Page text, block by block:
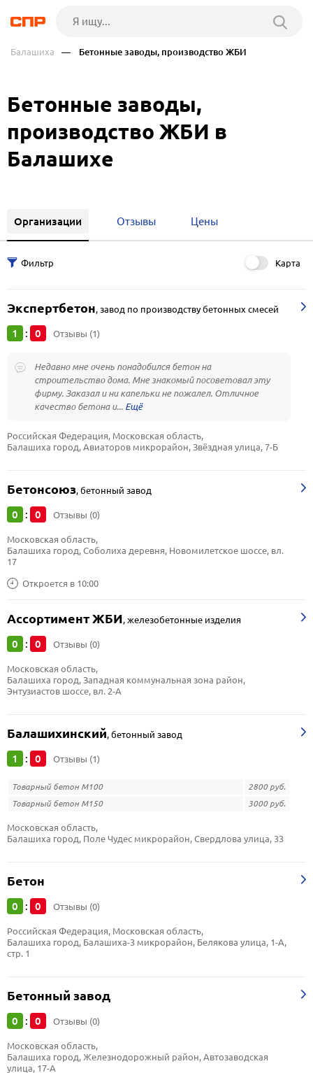
Балашиха — Бетонные заводы, производство ЖБИ
Бетонные заводы,
производство ЖБИ в
Балашихе
Организации Отзывы Цены
Карта
Экспертбетон,завод по производству бетонных смесей
1 : 0 Отзывы (1)
Недавно мне очень понадобился бетон на
строительство дома. Мне знакомый посоветовал эту
фирму. Заказал и ни капельки не пожалел. Отличное
качество бетона и...
Российская Федерация, Московская область,
Балашиха город, Авиаторов микрорайон, Звёздная улица, 7-Б
Бетонсоюз,бетонный завод
0 : 0 Отзывы (0)
Откроется в 10:00
Московская область,
Балашиха город, Соболиха деревня, Новомилетское шоссе, вл.
17
Ассортимент ЖБИ,железобетонные изделия
0 : 0 Отзывы (0)
Московская область,
Балашиха город, Западная коммунальная зона район,
Энтузиастов шоссе, вл. 2-А
Балашихинский,бетонный завод
1 : 0 Отзывы (1)
Товарный бетон М100
2800 руб.
Товарный бетон М150
3000 руб.
Московская область,
Балашиха город, Поле Чудес микрорайон, Свердлова улица, 33
Бетон
0 : 0 Отзывы (0)
Российская Федерация, Московская область,
Балашиха город, Балашиха-3 микрорайон, Белякова улица, 1-А,
стр. 1
Бетонный завод
0 : 0 Отзывы (0)
Московская область,
Балашиха город, Железнодорожный район, Автозаводская
улица, 17-А